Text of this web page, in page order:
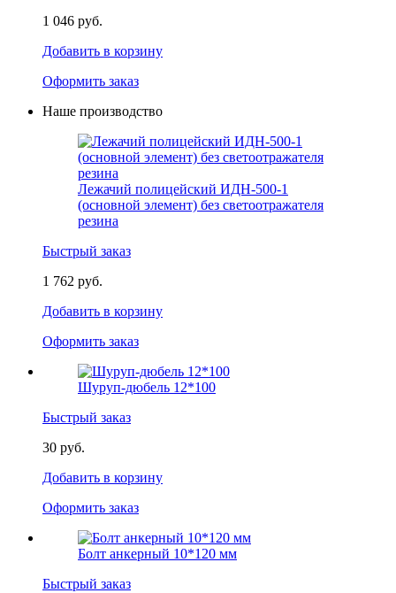
1 046 руб.
Добавить в корзину
Оформить заказ
Наше производство
Лежачий полицейский ИДН-500-1
(основной элемент) без светоотражателя
резина
Быстрый заказ
1 762 руб.
Добавить в корзину
Оформить заказ
Шуруп-дюбель 12*100
Быстрый заказ
30 руб.
Добавить в корзину
Оформить заказ
Болт анкерный 10*120 мм
Быстрый заказ